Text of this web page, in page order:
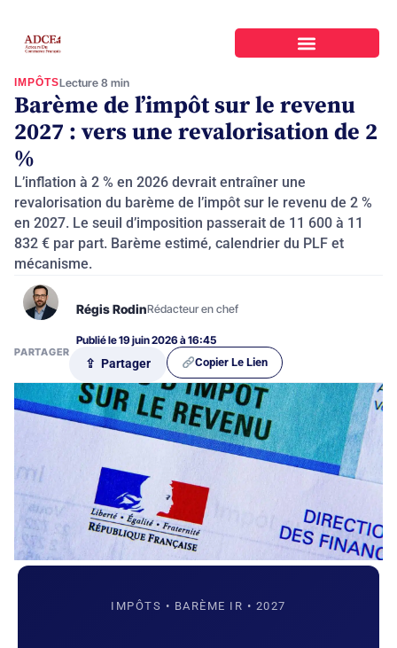
IMPÔTSLecture 8 min
Barème de l’impôt sur le revenu
2027 : vers une revalorisation de 2
%
L’inflation à 2 % en 2026 devrait entraîner une
revalorisation du barème de l’impôt sur le revenu de 2 %
en 2027. Le seuil d’imposition passerait de 11 600 à 11
832 € par part. Barème estimé, calendrier du PLF et
mécanisme.
Régis RodinRédacteur en chef
Publié le 19 juin 2026 à 16:45
PARTAGER
⇪ Partager Copier Le Lien
IMPÔTS • BARÈME IR • 2027